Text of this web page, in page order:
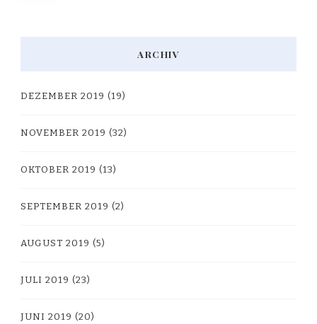
ARCHIV
DEZEMBER 2019 (19)
NOVEMBER 2019 (32)
OKTOBER 2019 (13)
SEPTEMBER 2019 (2)
AUGUST 2019 (5)
JULI 2019 (23)
JUNI 2019 (20)